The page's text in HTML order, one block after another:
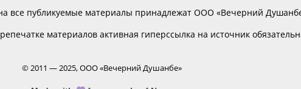
все публикуемые материалы принадлежат ООО «Вечерний
материалов активная гиперссылка на источник
© 2011 — 2025, ООО «Вечерний Душанбе»